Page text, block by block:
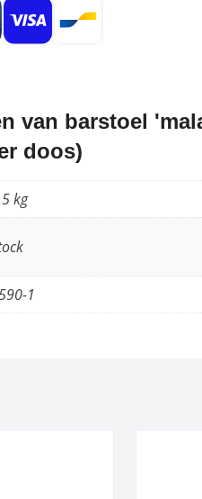
van barstoel
doos)
kg
1